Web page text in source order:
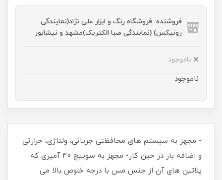
فروشنده: فروشگاه رنگ و ابزار علی نژاد(نمایندگی
رونیکس) (نمایندگی صبا الکتریک)مشهد و نیشابور
ناموجود
ناموجود
- مجهز به سیستم ‌های محافظتی جریانی، ولتاژی، حرارتی
و اضافه بار در حین کار- مجهز به سوییچ 40 آمپری که
پلاتین ‌های آن از جنس مس با درجه خلوص بالا می